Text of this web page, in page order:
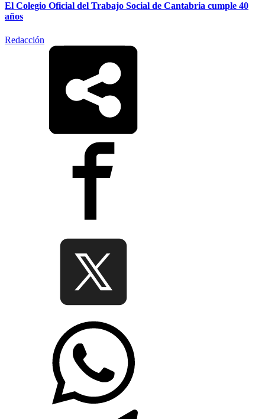
El Colegio Oficial del Trabajo Social de Cantabria cumple 40
años
Redacción